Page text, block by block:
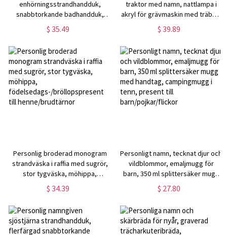
enhörningsstrandhandduk,
snabbtorkande badhandduk,
semester-/strand-/poolfestgåva,
födelsedags-/barndagspresent
$ 35.49
traktor med namn, nattlampa i
akryl för grävmaskin med träbas,
heminredning,
barndags-/födelsedagspresent
$ 39.89
Personlig broderad monogram
strandväska i raffia med sugrör,
stor tygväska, möhippa,
födelsedags-/bröllopspresent till
henne/brudtärnor
$ 34.39
Personligt namn, tecknat djur och
vildblommor, emaljmugg för
barn, 350 ml splittersäker mugg
med handtag, campingmugg i
tenn, present till
$ 27.80